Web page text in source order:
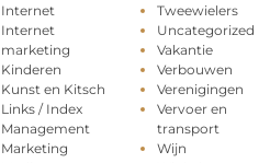
Internet
Internet
marketing
Kinderen
Kunst en Kitsch
Links / Index
Management
Marketing
Tweewielers
Uncategorized
Vakantie
Verbouwen
Verenigingen
Vervoer en
transport
Wijn